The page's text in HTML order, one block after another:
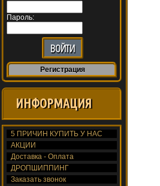
Пароль:
Регистрация
ИНФОРМАЦИЯ
5 ПРИЧИН КУПИТЬ У НАС
АКЦИИ
Доставка - Оплата
ДРОПШИППИНГ
Заказать звонок